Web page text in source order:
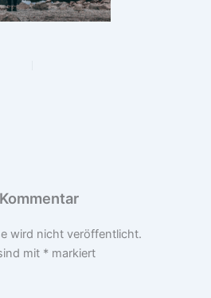
wird nicht veröffentlicht.
mit * markiert